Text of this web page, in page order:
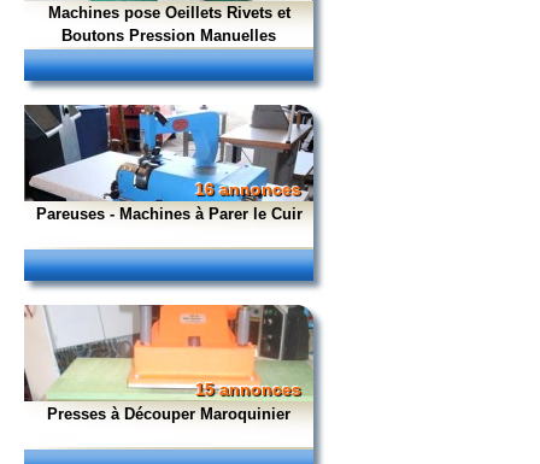
Machines pose Oeillets Rivets et
Boutons Pression Manuelles
16 annonces
Pareuses - Machines à Parer le Cuir
15 annonces
Presses à Découper Maroquinier